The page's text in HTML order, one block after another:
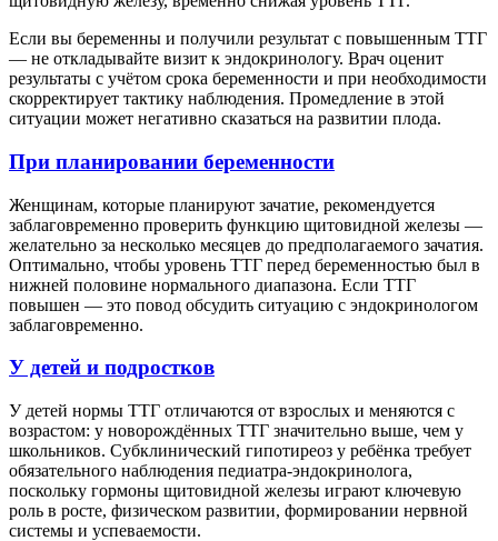
Если вы беременны и получили результат с повышенным ТТГ
— не откладывайте визит к эндокринологу. Врач оценит
результаты с учётом срока беременности и при необходимости
скорректирует тактику наблюдения. Промедление в этой
ситуации может негативно сказаться на развитии плода.
При планировании беременности
Женщинам, которые планируют зачатие, рекомендуется
заблаговременно проверить функцию щитовидной железы —
желательно за несколько месяцев до предполагаемого зачатия.
Оптимально, чтобы уровень ТТГ перед беременностью был в
нижней половине нормального диапазона. Если ТТГ
повышен — это повод обсудить ситуацию с эндокринологом
заблаговременно.
У детей и подростков
У детей нормы ТТГ отличаются от взрослых и меняются с
возрастом: у новорождённых ТТГ значительно выше, чем у
школьников. Субклинический гипотиреоз у ребёнка требует
обязательного наблюдения педиатра-эндокринолога,
поскольку гормоны щитовидной железы играют ключевую
роль в росте, физическом развитии, формировании нервной
системы и успеваемости.